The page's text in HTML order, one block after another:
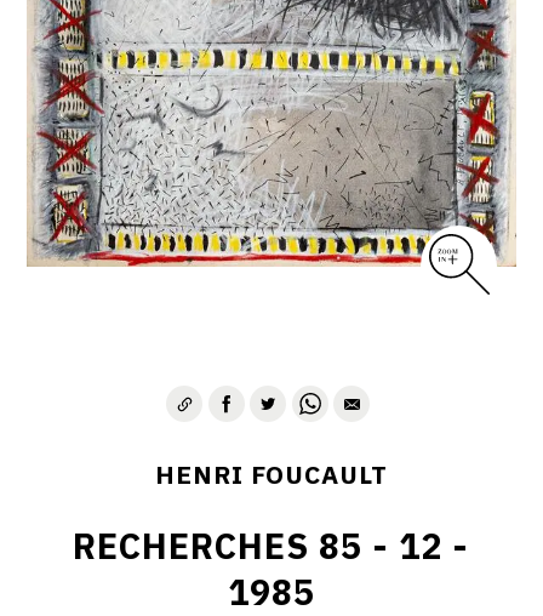
06_ARCHIVES
CONTACT
HENRI FOUCAULT
RECHERCHES 85 - 12 -
1985